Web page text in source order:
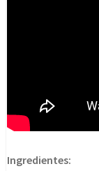
Ingredientes: